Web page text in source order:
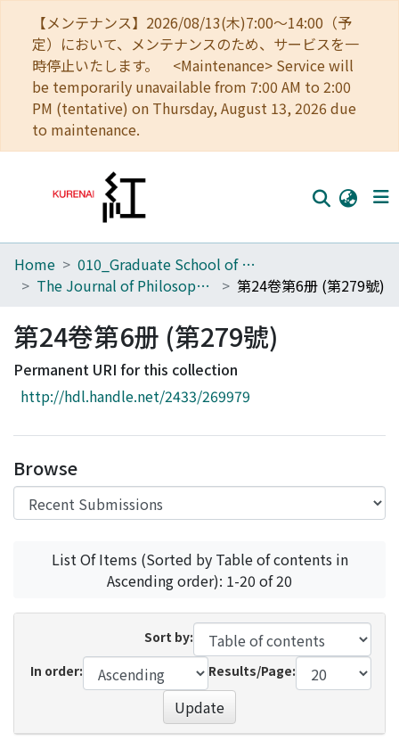
【メンテナンス】2026/08/13(木)7:00～14:00（予
定）において、メンテナンスのため、サービスを一
時停止いたします。 <Maintenance> Service will
be temporarily unavailable from 7:00 AM to 2:00
PM (tentative) on Thursday, August 13, 2026 due
to maintenance.
Home
Browse
Download Ranking
Access Statistics
Home
010_Graduate School of Letters
The Journal of Philosophical Studies
第24卷第6册 (第279號)
第24卷第6册 (第279號)
Permanent URI for this collection
http://hdl.handle.net/2433/269979
Browse
List Of Items (Sorted by Table of contents in
Ascending order): 1-20 of 20
Sort by:
In order:
Results/Page:
Update